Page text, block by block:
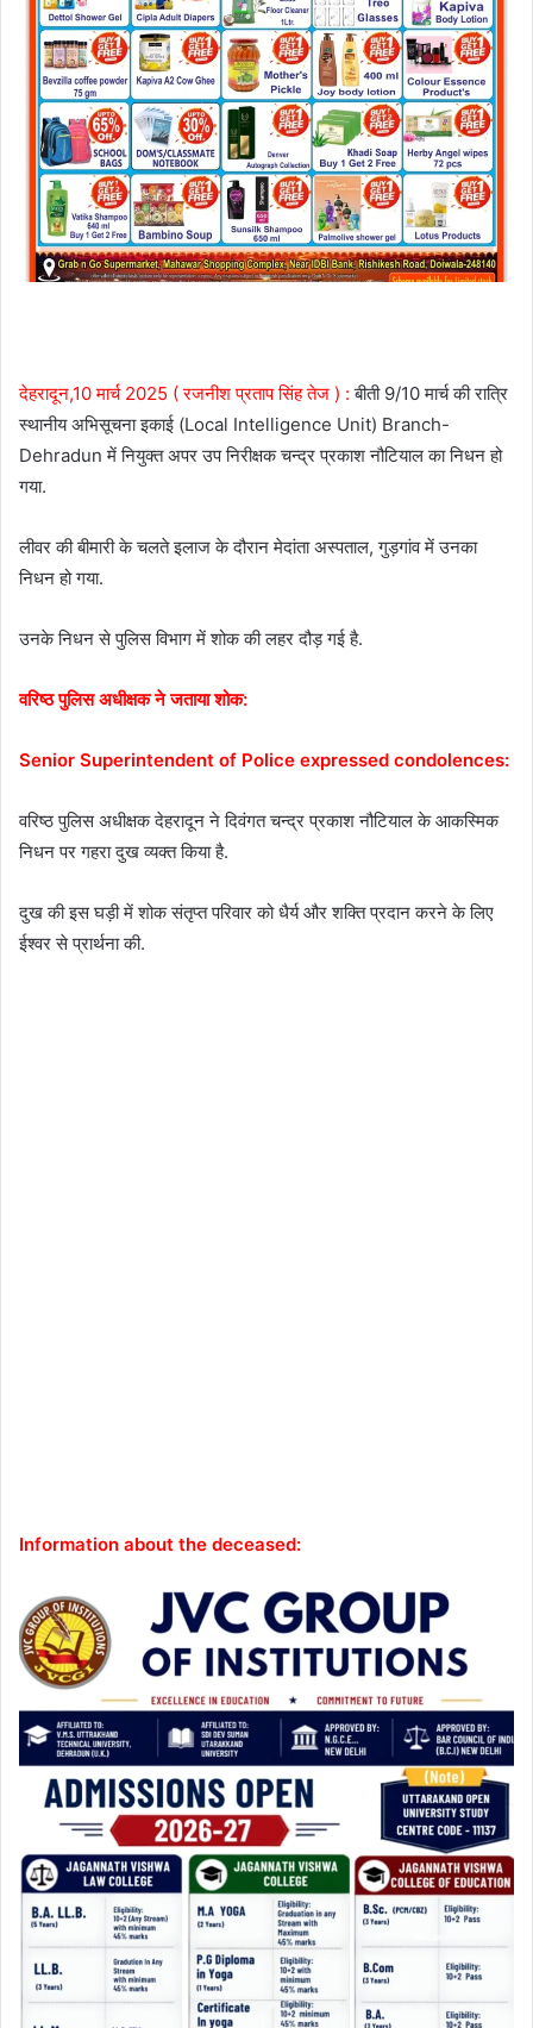
देहरादून,10 मार्च 2025 ( रजनीश प्रताप सिंह तेज ) :बीती 9/10 मार्च की रात्रि
स्थानीय अभिसूचना इकाई (Local Intelligence Unit) Branch-
Dehradun में नियुक्त अपर उप निरीक्षक चन्द्र प्रकाश नौटियाल का निधन हो
गया.
लीवर की बीमारी के चलते इलाज के दौरान मेदांता अस्पताल, गुड़गांव में उनका
निधन हो गया.
उनके निधन से पुलिस विभाग में शोक की लहर दौड़ गई है.
वरिष्ठ पुलिस अधीक्षक ने जताया शोक:
Senior Superintendent of Police expressed condolences:
वरिष्ठ पुलिस अधीक्षक देहरादून ने दिवंगत चन्द्र प्रकाश नौटियाल के आकस्मिक
निधन पर गहरा दुख व्यक्त किया है.
दुख की इस घड़ी में शोक संतृप्त परिवार को धैर्य और शक्ति प्रदान करने के लिए
ईश्वर से प्रार्थना की.
Information about the deceased: